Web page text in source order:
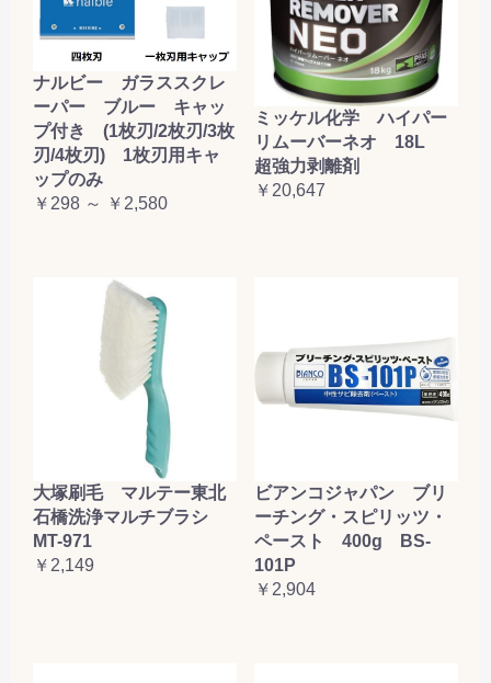
ナルビー ガラススクレ
ーパー ブルー キャッ
プ付き (1枚刃/2枚刃/3枚
刃/4枚刃) 1枚刃用キャ
ップのみ
￥298 ～ ￥2,580
ミッケル化学 ハイパー
リムーバーネオ 18L
超強力剥離剤
￥20,647
大塚刷毛 マルテー東北
石橋洗浄マルチブラシ
MT-971
￥2,149
ビアンコジャパン ブリ
ーチング・スピリッツ・
ペースト 400g BS-
101P
￥2,904